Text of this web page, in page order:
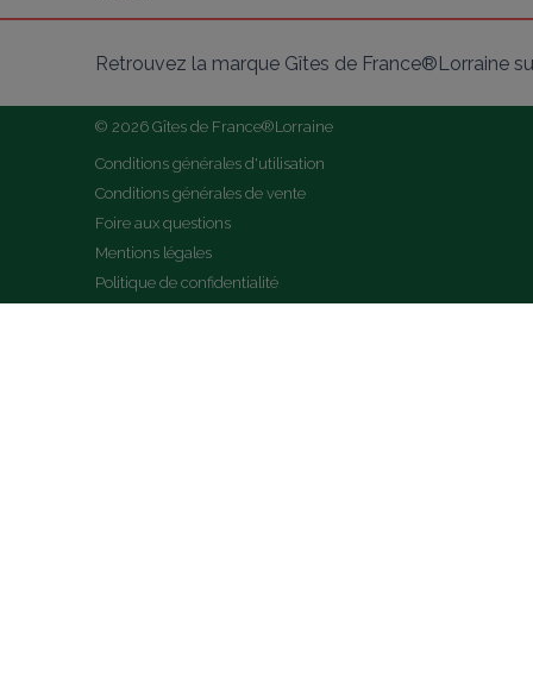
Retrouvez la marque Gîtes de France®Lorraine
© 2026 Gîtes de France®Lorraine
Conditions générales d'utilisation
Conditions générales de vente
Foire aux questions
Mentions légales
Politique de confidentialité